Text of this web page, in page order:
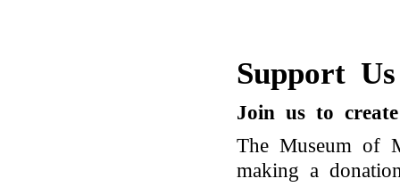
Support Us
Join us to
The Museum of
making a